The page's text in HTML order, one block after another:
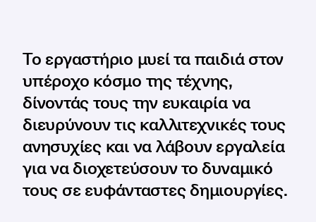
Το εργαστήριο μυεί τα παιδιά στον
υπέροχο κόσμο της τέχνης,
δίνοντάς τους την ευκαιρία να
διευρύνουν τις καλλιτεχνικές τους
ανησυχίες και να λάβουν εργαλεία
για να διοχετεύσουν το δυναμικό
τους σε ευφάνταστες δημιουργίες.